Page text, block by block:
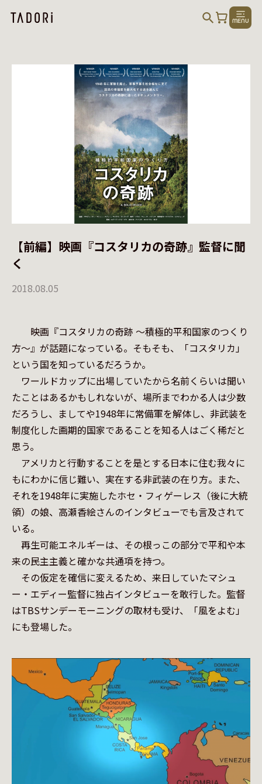
MENU
【前編】映画『コスタリカの奇跡』監督に聞
く
2018.08.05
映画『コスタリカの奇跡 〜積極的平和国家のつくり
方〜』が話題になっている。そもそも、「コスタリカ」
という国を知っているだろうか。
ワールドカップに出場していたから名前くらいは聞い
たことはあるかもしれないが、場所までわかる人は少数
だろうし、ましてや1948年に常備軍を解体し、非武装を
制度化した画期的国家であることを知る人はごく稀だと
思う。
アメリカと行動することを是とする日本に住む我々に
もにわかに信じ難い、実在する非武装の在り方。また、
それを1948年に実施したホセ・フィゲーレス（後に大統
領）の娘、高瀬香絵さんのインタビューでも言及されて
いる。
再生可能エネルギーは、その根っこの部分で平和や本
来の民主主義と確かな共通項を持つ。
その仮定を確信に変えるため、来日していたマシュ
ー・エディー監督に独占インタビューを敢行した。監督
はTBSサンデーモーニングの取材も受け、「風をよむ」
にも登場した。